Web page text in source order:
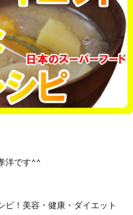
洋です^^
ピ！美容・健康・ダイエット